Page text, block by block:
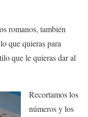
romanos, también
que quieras para
que le quieras dar al
Recortamos los
números y los